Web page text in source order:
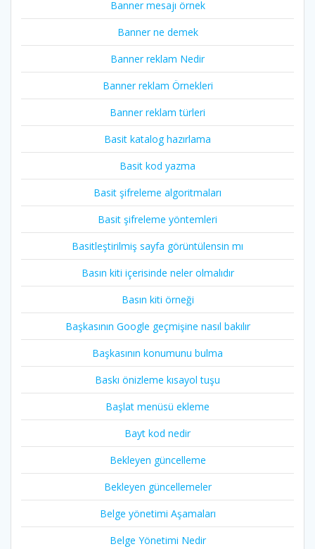
Banner mesajı örnek
Banner ne demek
Banner reklam Nedir
Banner reklam Örnekleri
Banner reklam türleri
Basit katalog hazırlama
Basit kod yazma
Basit şifreleme algoritmaları
Basit şifreleme yöntemleri
Basitleştirilmiş sayfa görüntülensin mı
Basın kiti içerisinde neler olmalıdır
Basın kiti örneği
Başkasının Google geçmişine nasıl bakılır
Başkasının konumunu bulma
Baskı önizleme kısayol tuşu
Başlat menüsü ekleme
Bayt kod nedir
Bekleyen güncelleme
Bekleyen güncellemeler
Belge yönetimi Aşamaları
Belge Yönetimi Nedir